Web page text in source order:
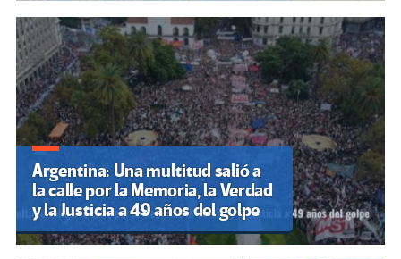
Argentina: Una multitud salió a
la calle por la Memoria, la Verdad
y la Justicia a 49 años del golpe